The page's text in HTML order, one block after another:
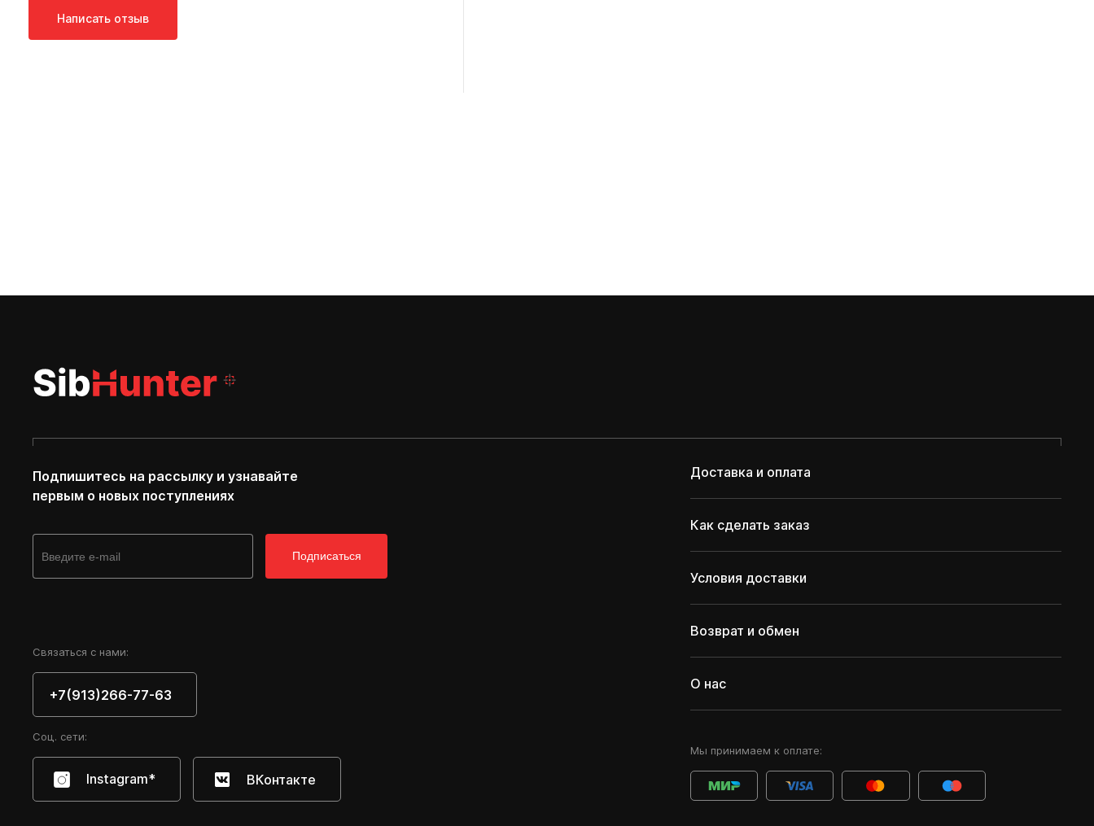
Написать отзыв
Подпишитесь на рассылку и узнавайте
первым о новых поступлениях
Подписаться
Доставка и оплата
Как сделать заказ
Условия доставки
Возврат и обмен
О нас
Мы принимаем к оплате:
Cвязаться с нами:
+7(913)266-77-63
Соц. сети:
Instagram* ВКонтакте